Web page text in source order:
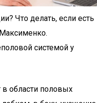
Что делать, если есть
системой у
области половых